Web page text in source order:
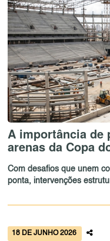
A importância de
arenas da Copa
Com desafios que unem
ponta, intervenções
18 DE JUNHO 2026